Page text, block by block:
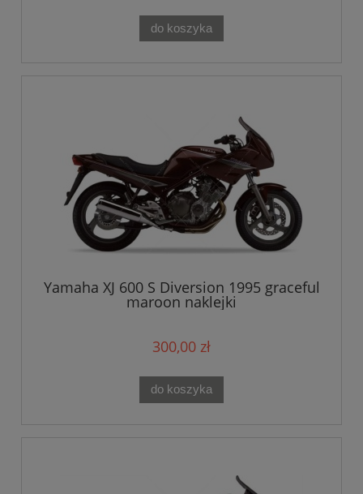
do koszyka
Yamaha XJ 600 S Diversion 1995 graceful
maroon naklejki
300,00 zł
do koszyka